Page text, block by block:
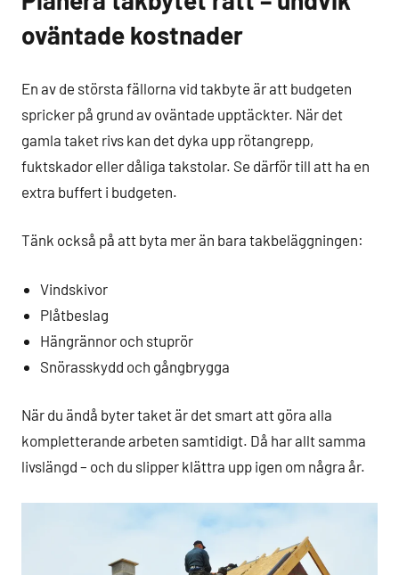
oväntade kostnader
En av de största fällorna vid takbyte är att budgeten
spricker på grund av oväntade upptäckter. När det
gamla taket rivs kan det dyka upp rötangrepp,
fuktskador eller dåliga takstolar. Se därför till att ha en
extra buffert i budgeten.
Tänk också på att byta mer än bara takbeläggningen:
Vindskivor
Plåtbeslag
Hängrännor och stuprör
Snörasskydd och gångbrygga
När du ändå byter taket är det smart att göra alla
kompletterande arbeten samtidigt. Då har allt samma
livslängd – och du slipper klättra upp igen om några år.